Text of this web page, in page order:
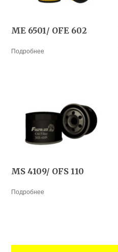
ME 6501/ OFE 602
Подробнее
MS 4109/ OFS 110
Подробнее